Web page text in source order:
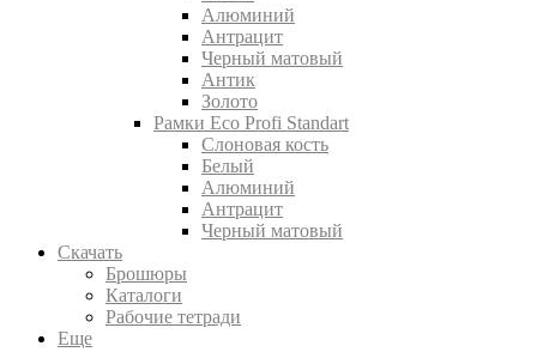
Алюминий
Антрацит
Черный матовый
Антик
Золото
Рамки Eco Profi Standart
Слоновая кость
Белый
Алюминий
Антрацит
Черный матовый
Скачать
Брошюры
Каталоги
Рабочие тетради
Еще